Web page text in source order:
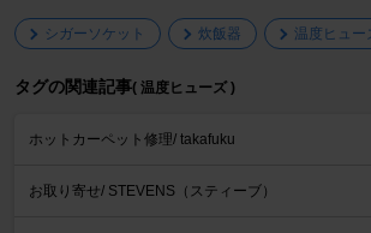
シガーソケット 炊飯器 温度ヒュー
タグの関連記事( 温度ヒューズ )
ホットカーペット修理/ takafuku
お取り寄せ/ STEVENS（スティーブ）